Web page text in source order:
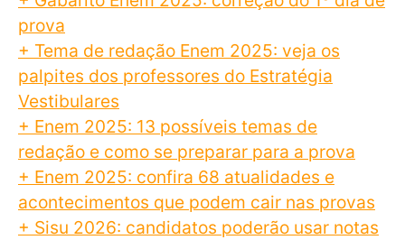
prova
+ Tema de redação Enem 2025: veja os
palpites dos professores do Estratégia
Vestibulares
+ Enem 2025: 13 possíveis temas de
redação e como se preparar para a prova
+ Enem 2025: confira 68 atualidades e
acontecimentos que podem cair nas provas
+ Sisu 2026: candidatos poderão usar notas